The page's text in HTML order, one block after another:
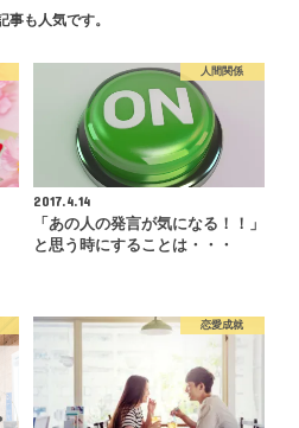
事も人気です。
人間関係
2017.4.14
「あの人の発言が気になる！！」
と思う時にすることは・・・
恋愛成就